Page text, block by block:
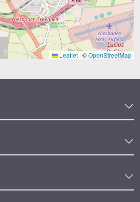
Leaflet | ©OpenStreetMap